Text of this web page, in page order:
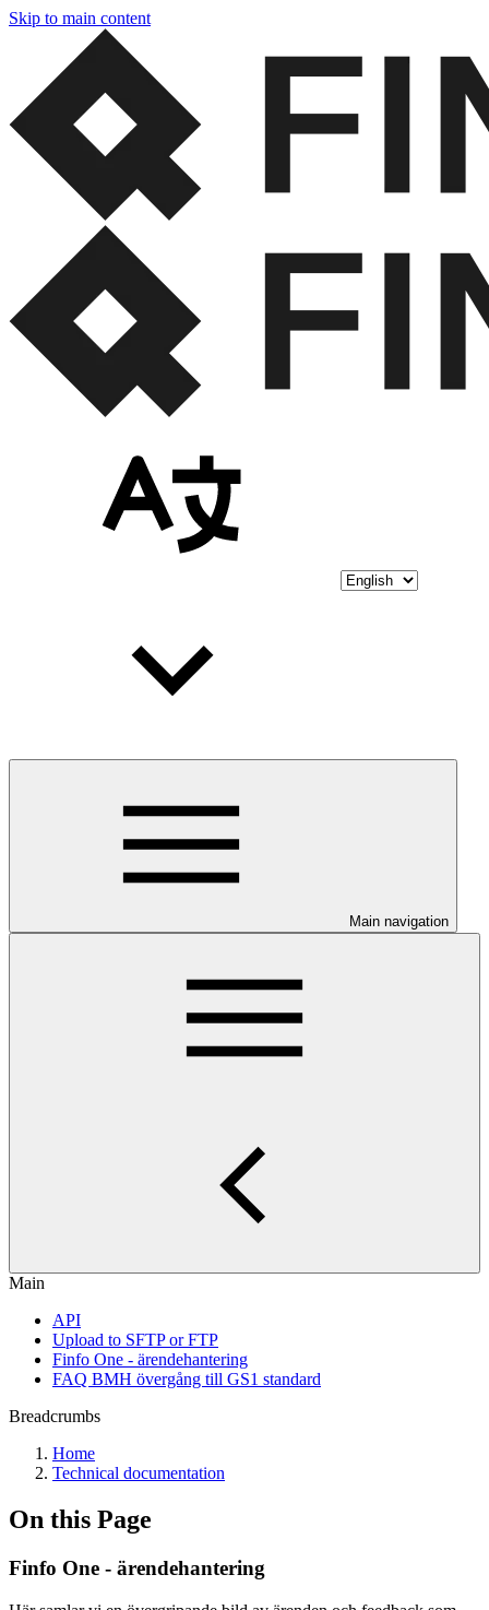
Skip to main content
Main navigation
Main
API
Upload to SFTP or FTP
Finfo One - ärendehantering
FAQ BMH övergång till GS1 standard
Breadcrumbs
Home
Technical documentation
On this Page
Finfo One - ärendehantering